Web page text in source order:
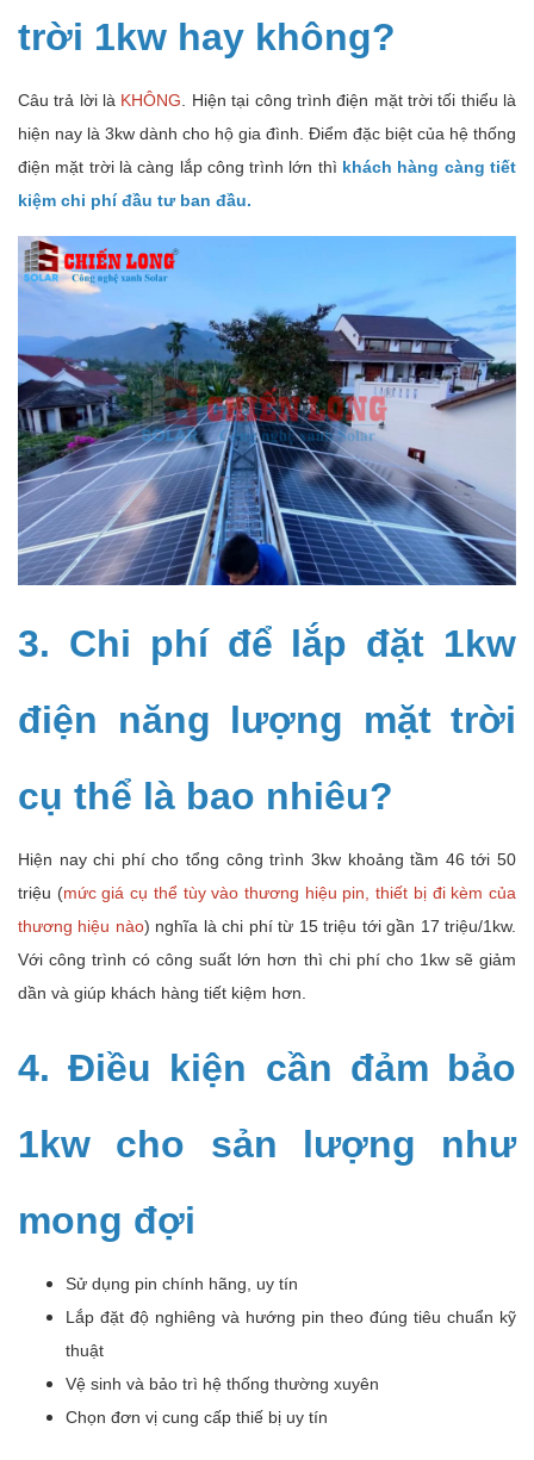
trời 1kw hay không?
Câu trả lời là KHÔNG . Hiện tại công trình điện mặt trời tối thiểu là
hiện nay là 3kw dành cho hộ gia đình. Điểm đặc biệt của hệ thống
điện mặt trời là càng lắp công trình lớn thì khách hàng càng tiết
kiệm chi phí đầu tư ban đầu.
3. Chi phí để lắp đặt 1kw
điện năng lượng mặt trời
cụ thể là bao nhiêu?
Hiện nay chi phí cho tổng công trình 3kw khoảng tầm 46 tới 50
triệu (mức giá cụ thể tùy vào thương hiệu pin, thiết bị đi kèm của
thương hiệu nào) nghĩa là chi phí từ 15 triệu tới gần 17 triệu/1kw.
Với công trình có công suất lớn hơn thì chi phí cho 1kw sẽ giảm
dần và giúp khách hàng tiết kiệm hơn.
4. Điều kiện cần đảm bảo
1kw cho sản lượng như
mong đợi
Sử dụng pin chính hãng, uy tín
Lắp đặt độ nghiêng và hướng pin theo đúng tiêu chuẩn kỹ
thuật
Vệ sinh và bảo trì hệ thống thường xuyên
Chọn đơn vị cung cấp thiế bị uy tín